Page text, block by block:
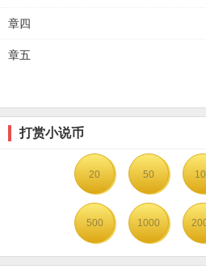
章四
章五
打赏小说币
20 50
500 1000